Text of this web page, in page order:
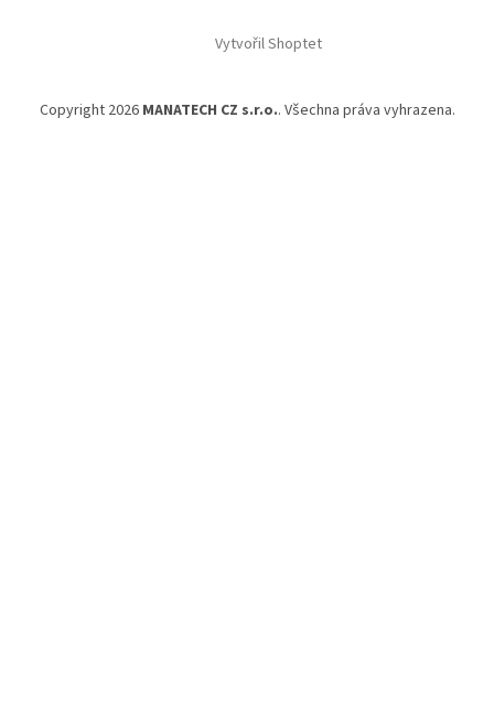
Vytvořil Shoptet
Copyright 2026 MANATECH CZ s.r.o.. Všechna práva vyhrazena.